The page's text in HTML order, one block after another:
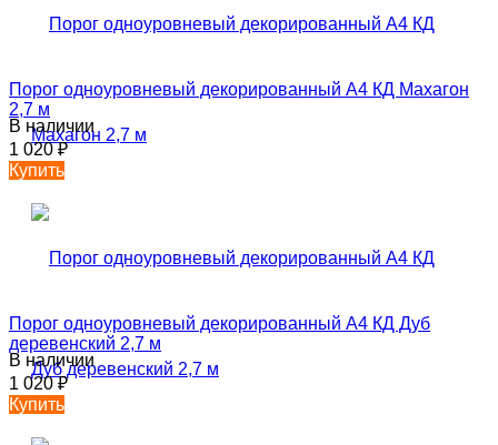
Порог одноуровневый декорированный А4 КД Махагон
2,7 м
В наличии
1 020₽
Купить
Порог одноуровневый декорированный А4 КД Дуб
деревенский 2,7 м
В наличии
1 020₽
Купить